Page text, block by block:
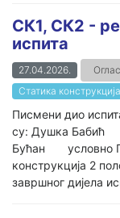
СК1, СК2 -
испита
27.04.2026.
Статика
Писмени дио
су: Душка Бабић
Бућан условно
конструкција 2
завршног дијела